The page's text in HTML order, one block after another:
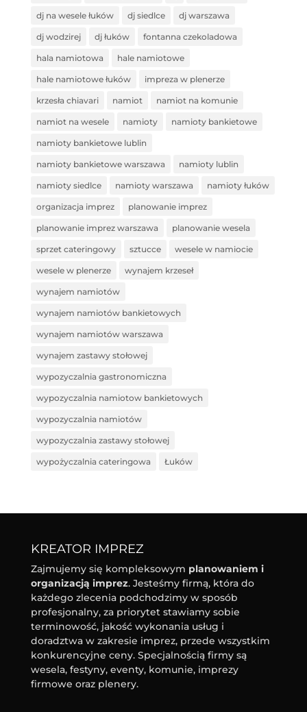
dj na wesele łuków dj siedlce dj warszawa
dj wodzirej dj łuków fontanna czekoladowa
hala namiotowa hale namiotowe
hale namiotowe łuków impreza w plenerze
krzesła chiavari namiot namiot na komunie
namiot na wesele namioty namioty bankietowe
namioty bankietowe lublin
namioty bankietowe warszawa namioty lublin
namioty siedlce namioty warszawa namioty łuków
organizacja imprez planowanie imprez
planowanie imprez warszawa planowanie wesela
sprzet cateringowy sztucce wesele w namiocie
wesele w plenerze wynajem krzeseł
wynajem namiotów
wynajem namiotów bankietowych
wynajem namiotów warszawa
wynajem zastawy stołowej
wypozyczalnia gastronomiczna
wypozyczalnia namiotow bankietowych
wypozyczalnia namiotów
wypozyczalnia zastawy stołowej
wypożyczalnia cateringowa Łuków
KREATOR IMPREZ
Zajmujemy się kompleksowym planowaniem i
organizacją imprez. Jesteśmy firmą, która do
każdego zlecenia podchodzimy w sposób
profesjonalny, za priorytet stawiamy sobie
terminowość, jakość wykonania usług i
doradztwa w zakresie imprez, przede wszystkim
konkurencyjne ceny. Specjalnością firmy są
wesela, festyny, eventy, komunie, imprezy
firmowe oraz plenery.